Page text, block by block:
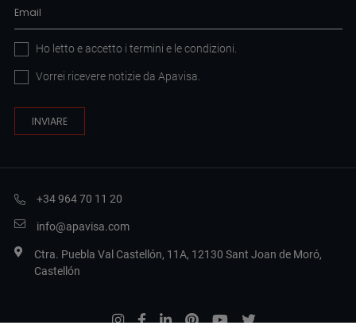
Ho letto e accetto i termini e le condizioni
Vorrei ricevere notizie da Apavisa.
+34 964 70 11 20
info@apavisa.com
Ctra. Puebla Val Castellón, 11A, 12130 Sant Joan de Moró,
Castellón